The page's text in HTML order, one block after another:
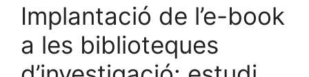
Implantació de l’e-book
a les biblioteques